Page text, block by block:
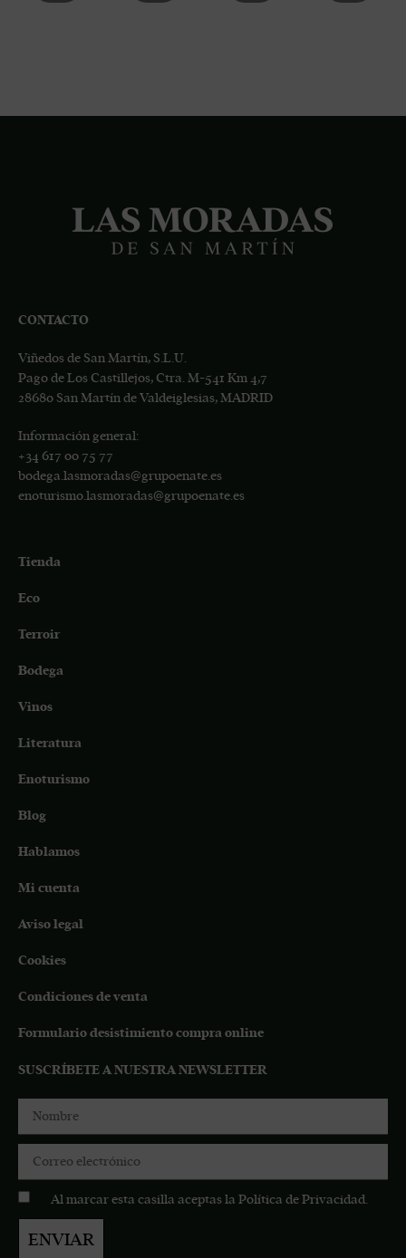
CONTACTO
Viñedos de San Martín, S.L.U.
Pago de Los Castillejos, Ctra. M-541 Km 4,7
28680 San Martín de Valdeiglesias, MADRID
Información general:
+34 617 00 75 77
bodega.lasmoradas@grupoenate.es
enoturismo.lasmoradas@grupoenate.es
Tienda
Eco
Terroir
Bodega
Vinos
Literatura
Enoturismo
Blog
Hablamos
Mi cuenta
Aviso legal
Cookies
Condiciones de venta
Formulario desistimiento compra online
SUSCRÍBETE A NUESTRA NEWSLETTER
Al marcar esta casilla aceptas la Política de Privacidad.
ENVIAR